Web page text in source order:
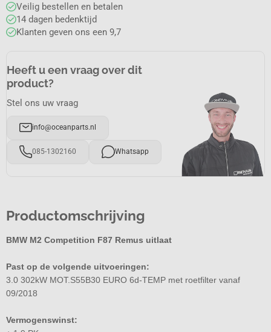
Veilig bestellen en betalen
14 dagen bedenktijd
Klanten geven ons een 9,7
Heeft u een vraag over dit
product?
Stel ons uw vraag
info@oceanparts.nl
085-1302160 Whatsapp
Productomschrijving
BMW M2 Competition F87 Remus uitlaat
Past op de volgende uitvoeringen:
3.0 302kW MOT.S55B30 EURO 6d-TEMP met roetfilter vanaf
09/2018
Vermogenswinst: